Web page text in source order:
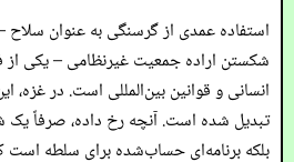
استفاده عمدی از گرسنگی به عنوان سلاح –
شکستن اراده جمعیت غیرنظامی – یکی
انسانی و قوانین بین‌المللی است. در
تبدیل شده است. آنچه رخ داده، صرفاً
بلکه برنامه‌ای حساب‌شده برای سلطه